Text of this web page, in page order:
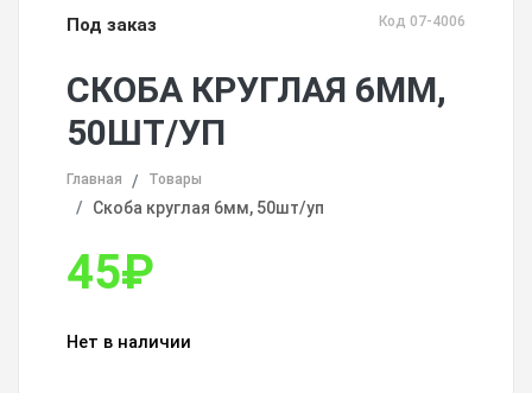
Под заказ Код 07-4006
СКОБА КРУГЛАЯ 6ММ,
50ШТ/УП
Главная Товары
Скоба круглая 6мм, 50шт/уп
45₽
Нет в наличии